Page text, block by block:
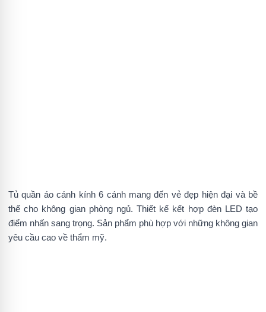
Tủ quần áo cánh kính 6 cánh mang đến vẻ đẹp hiện đại và bề
thế cho không gian phòng ngủ. Thiết kế kết hợp đèn LED tạo
điểm nhấn sang trọng. Sản phẩm phù hợp với những không gian
yêu cầu cao về thẩm mỹ.